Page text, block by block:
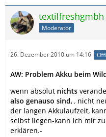
textilfreshgmbh
Moderator
26. Dezember 2010 um 14:16
AW: Problem Akku beim
wenn absolut nichts
also genauso sind, , nicht
der langen Akkulaufzeit,
selbst liegen-kann ich mir
erklären.-